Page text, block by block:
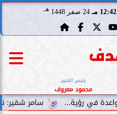
12:42 مـ 24 صفر 1448 هـ
رئيس التحرير
محمود معروف
سامر شقير: نمو صناديق